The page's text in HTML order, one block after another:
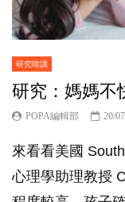
研究咁講
研究：媽媽不
POPA編輯部 20/
來看看美國
心理學助理教授